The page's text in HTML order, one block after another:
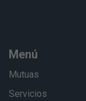
Menú
Mutuas
Servicios